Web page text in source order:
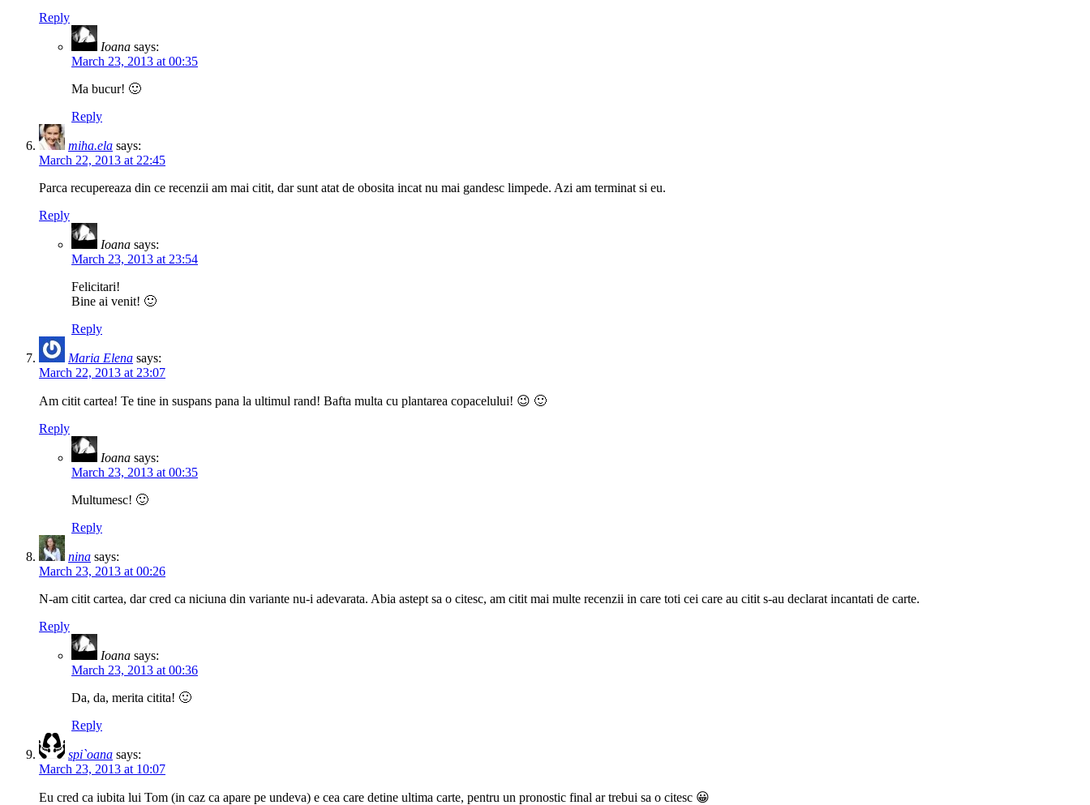
Reply
Ioana says:
March 23, 2013 at 00:35
Ma bucur! 🙂
Reply
miha.ela says:
March 22, 2013 at 22:45
Parca recupereaza din ce recenzii am mai citit, dar sunt atat de obosita incat nu mai gandesc limpede. Azi am terminat si eu.
Reply
Ioana says:
March 23, 2013 at 23:54
Felicitari!
Bine ai venit! 🙂
Reply
Maria Elena says:
March 22, 2013 at 23:07
Am citit cartea! Te tine in suspans pana la ultimul rand! Bafta multa cu plantarea copacelului! 😉 🙂
Reply
Ioana says:
March 23, 2013 at 00:35
Multumesc! 🙂
Reply
nina says:
March 23, 2013 at 00:26
N-am citit cartea, dar cred ca niciuna din variante nu-i adevarata. Abia astept sa o citesc, am citit mai multe recenzii in care toti cei care au citit s-au declarat incantati de carte.
Reply
Ioana says:
March 23, 2013 at 00:36
Da, da, merita citita! 🙂
Reply
spi`oana says:
March 23, 2013 at 10:07
Eu cred ca iubita lui Tom (in caz ca apare pe undeva) e cea care detine ultima carte, pentru un pronostic final ar trebui sa o citesc 😀